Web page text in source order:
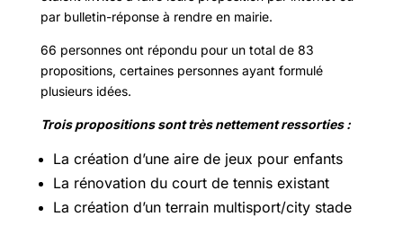
par bulletin-réponse à rendre en mairie.
66 personnes ont répondu pour un total de 83
propositions, certaines personnes ayant formulé
plusieurs idées.
Trois propositions sont très nettement ressorties :
La création d’une aire de jeux pour enfants
La rénovation du court de tennis existant
La création d’un terrain multisport/city stade